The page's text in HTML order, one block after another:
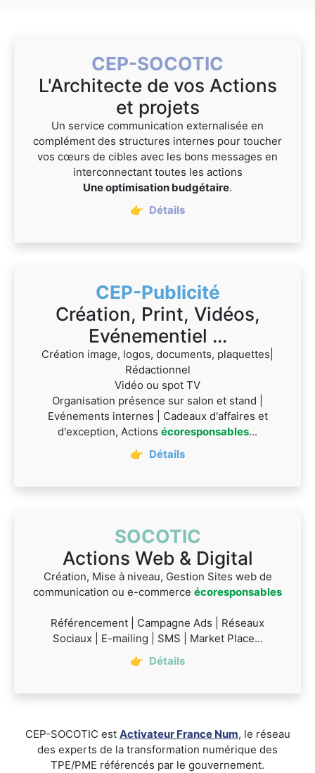
CEP-SOCOTIC
L'Architecte de vos Actions
et projets
Un service communication externalisée en
complément des structures internes pour toucher
vos cœurs de cibles avec les bons messages en
interconnectant toutes les actions
Une optimisation budgétaire.
👉 Détails
CEP-Publicité
Création, Print, Vidéos,
Evénementiel ...
Création image, logos, documents, plaquettes|
Rédactionnel
Vidéo ou spot TV
Organisation présence sur salon et stand |
Evénements internes | Cadeaux d'affaires et
d'exception, Actions écoresponsables...
👉 Détails
SOCOTIC
Actions Web & Digital
Création, Mise à niveau, Gestion Sites web de
communication ou e-commerce écoresponsables
Référencement | Campagne Ads | Réseaux
Sociaux | E-mailing | SMS | Market Place...
👉 Détails
CEP-SOCOTIC est Activateur France Num, le réseau
des experts de la transformation numérique des
TPE/PME référencés par le gouvernement.